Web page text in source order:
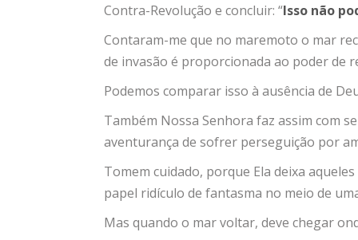
Contra-Revolução e concluir: “Isso não
Contaram-me que no maremoto o mar
de invasão é proporcionada ao poder de
Podemos comparar isso à ausência de
Também Nossa Senhora faz assim com
aventurança de sofrer perseguição por
Tomem cuidado, porque Ela deixa
papel ridículo de fantasma no meio de
Mas quando o mar voltar, deve chegar